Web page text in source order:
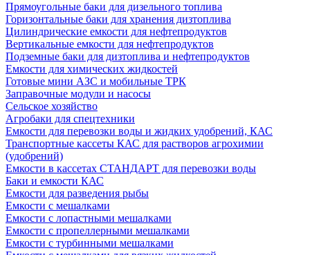
Прямоугольные баки для дизельного топлива
Горизонтальные баки для хранения дизтоплива
Цилиндрические емкости для нефтепродуктов
Вертикальные емкости для нефтепродуктов
Подземные баки для дизтоплива и нефтепродуктов
Емкости для химических жидкостей
Готовые мини АЗС и мобильные ТРК
Заправочные модули и насосы
Сельское хозяйство
Агробаки для спецтехники
Емкости для перевозки воды и жидких удобрений, КАС
Транспортные кассеты КАС для растворов агрохимии
(удобрений)
Емкости в кассетах СТАНДАРТ для перевозки воды
Баки и емкости КАС
Емкости для разведения рыбы
Емкости с мешалками
Емкости с лопастными мешалками
Емкости с пропеллерными мешалками
Емкости с турбинными мешалками